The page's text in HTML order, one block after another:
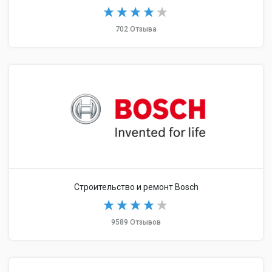
702 Отзыва
Строительство и ремонт Bosch
9589 Отзывов